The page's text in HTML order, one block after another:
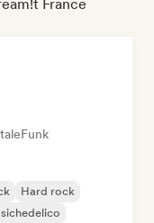
France
Funk
Hard rock